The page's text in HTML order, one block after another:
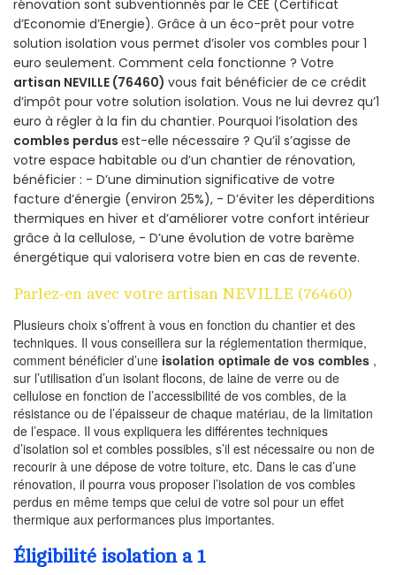
rénovation sont subventionnés par le CEE (Certificat
d’Economie d’Energie). Grâce à un éco-prêt pour votre
solution isolation vous permet d’isoler vos combles pour 1
euro seulement. Comment cela fonctionne ? Votre
artisan NEVILLE (76460) vous fait bénéficier de ce crédit
d’impôt pour votre solution isolation. Vous ne lui devrez qu’1
euro à régler à la fin du chantier. Pourquoi l’isolation des
combles perdus est-elle nécessaire ? Qu’il s’agisse de
votre espace habitable ou d’un chantier de rénovation,
bénéficier : - D’une diminution significative de votre
facture d’énergie (environ 25%), - D’éviter les déperditions
thermiques en hiver et d’améliorer votre confort intérieur
grâce à la cellulose, - D’une évolution de votre barème
énergétique qui valorisera votre bien en cas de revente.
Parlez-en avec votre artisan NEVILLE (76460)
Plusieurs choix s’offrent à vous en fonction du chantier et des
techniques. Il vous conseillera sur la réglementation thermique,
comment bénéficier d’une isolation optimale de vos combles ,
sur l’utilisation d’un isolant flocons, de laine de verre ou de
cellulose en fonction de l’accessibilité de vos combles, de la
résistance ou de l’épaisseur de chaque matériau, de la limitation
de l’espace. Il vous expliquera les différentes techniques
d’isolation sol et combles possibles, s’il est nécessaire ou non de
recourir à une dépose de votre toiture, etc. Dans le cas d’une
rénovation, il pourra vous proposer l’isolation de vos combles
perdus en même temps que celui de votre sol pour un effet
thermique aux performances plus importantes.
Éligibilité isolation a 1